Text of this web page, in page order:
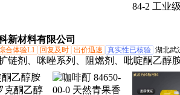
84-2 工业
新材料有限公司
合体验L1 回复及时 出价迅速 真实性已核验 湖北武
链剂、咪唑系列、阻燃剂、吡啶酮乙醇
、催化剂、乙酰丙酮系列、固化剂系列